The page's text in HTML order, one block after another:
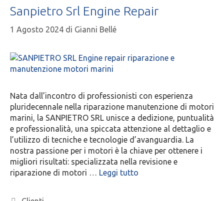
Sanpietro Srl Engine Repair
1 Agosto 2024 di Gianni Bellé
Nata dall’incontro di professionisti con esperienza
pluridecennale nella riparazione manutenzione di motori
marini, la SANPIETRO SRL unisce a dedizione, puntualità
e professionalità, una spiccata attenzione al dettaglio e
l’utilizzo di tecniche e tecnologie d’avanguardia.​ La
nostra passione per i motori è la chiave per ottenere i
migliori risultati: specializzata nella revisione e
riparazione di motori … Leggi tutto